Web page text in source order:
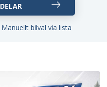
Manuellt bilval via lista